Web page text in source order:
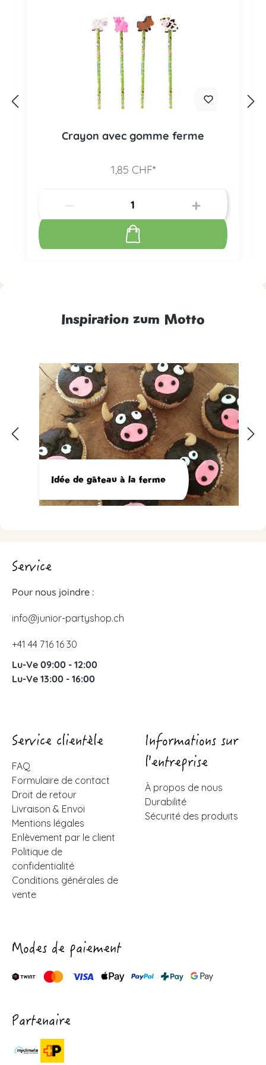
Crayon avec gomme ferme
1,85 CHF*
Inspiration zum Motto
Idée de gâteau à la ferme
Service
Pour nous joindre :
info@junior-partyshop.ch
+41 44 716 16 30
Lu-Ve 09:00 - 12:00
Lu-Ve 13:00 - 16:00
Service clientèle
FAQ
Formulaire de contact
Droit de retour
Livraison & Envoi
Mentions légales
Enlèvement par le client
Politique de
confidentialité
Conditions générales de
vente
Informations sur
l'entreprise
À propos de nous
Durabilité
Sécurité des produits
Modes de paiement
Partenaire